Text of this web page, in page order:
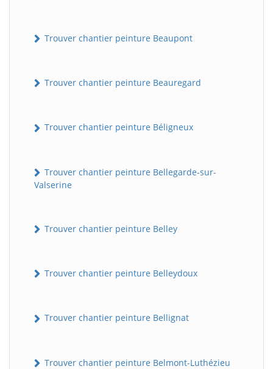
Trouver chantier peinture Beaupont
Trouver chantier peinture Beauregard
Trouver chantier peinture Béligneux
Trouver chantier peinture Bellegarde-sur-
Valserine
Trouver chantier peinture Belley
Trouver chantier peinture Belleydoux
Trouver chantier peinture Bellignat
Trouver chantier peinture Belmont-Luthézieu